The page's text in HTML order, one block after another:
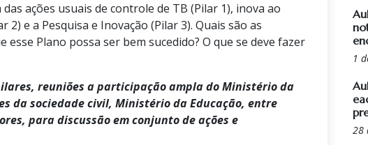
ações usuais de controle de TB (Pilar 1), inova ao
2) e a Pesquisa e Inovação (Pilar 3). Quais são as
esse Plano possa ser bem sucedido? O que se deve fazer
reuniões a participação ampla do Ministério da
da sociedade civil, Ministério da Educação, entre
para discussão em conjunto de ações e
1
28